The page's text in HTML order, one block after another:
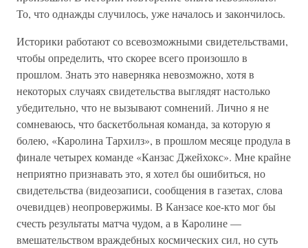
То, что однажды случилось, уже началось и закончилось.
Историки работают со всевозможными свидетельствами,
чтобы определить, что скорее всего произошло в
прошлом. Знать это наверняка невозможно, хотя в
некоторых случаях свидетельства выглядят настолько
убедительно, что не вызывают сомнений. Лично я не
сомневаюсь, что баскетбольная команда, за которую я
болею, «Каролина Тархилз», в прошлом месяце продула в
финале четырех команде «Канзас Джейхокс». Мне крайне
неприятно признавать это, я хотел бы ошибиться, но
свидетельства (видеозаписи, сообщения в газетах, слова
очевидцев) неопровержимы. В Канзасе кое-кто мог бы
счесть результаты матча чудом, а в Каролине —
вмешательством враждебных космических сил, но суть